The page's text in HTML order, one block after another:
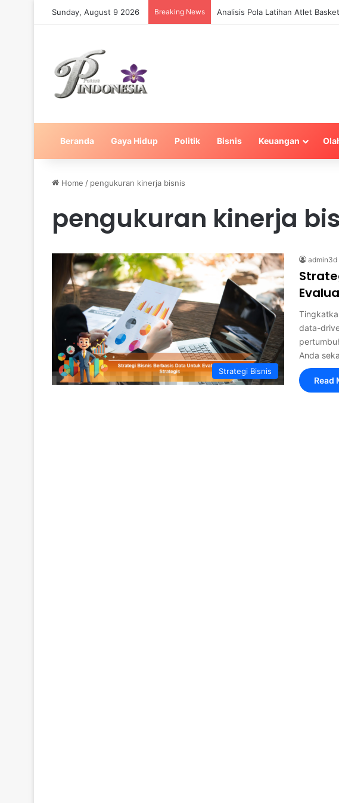
Sunday, August 9 2026 Breaking News Analisis Pola Latihan Atlet
Beranda Gaya Hidup Politik Bisnis Keuangan
Home / pengukuran kinerja bisnis
pengukuran kinerja
Strategi Bisnis
admin3d
data-
Anda
Read